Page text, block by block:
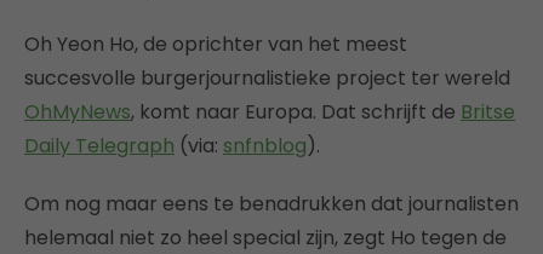
Oh Yeon Ho, de oprichter van het meest
succesvolle burgerjournalistieke project ter wereld
OhMyNews, komt naar Europa. Dat schrijft de Britse
Daily Telegraph (via: snfnblog).
Om nog maar eens te benadrukken dat journalisten
helemaal niet zo heel special zijn, zegt Ho tegen de